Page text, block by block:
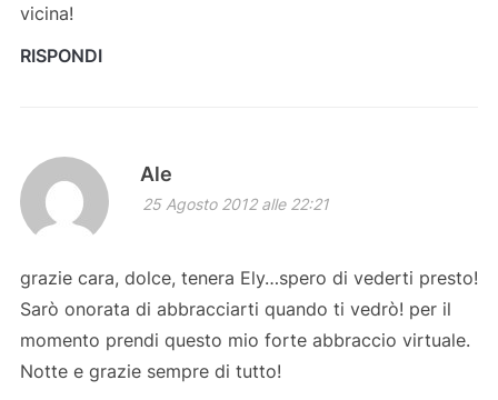
vicina!
RISPONDI
Ale
25 Agosto 2012 alle 22:21
grazie cara, dolce, tenera Ely…spero di vederti presto!
Sarò onorata di abbracciarti quando ti vedrò! per il
momento prendi questo mio forte abbraccio virtuale.
Notte e grazie sempre di tutto!